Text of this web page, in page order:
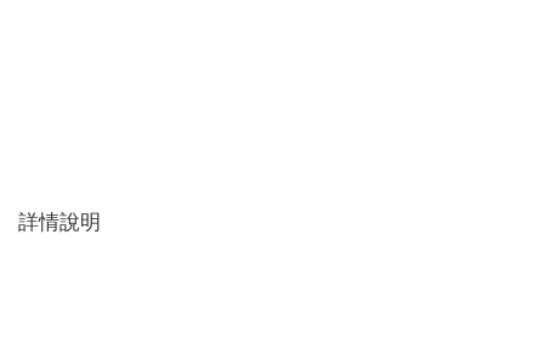
詳情說明